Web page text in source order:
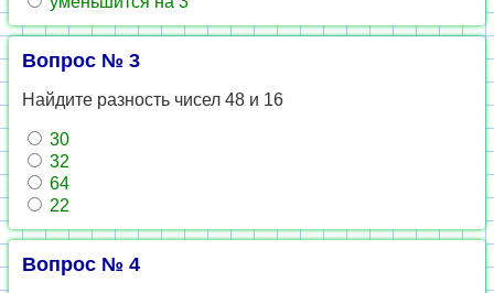
Вопрос № 3
Найдите разность чисел 48 и 16
30
32
64
22
Вопрос № 4